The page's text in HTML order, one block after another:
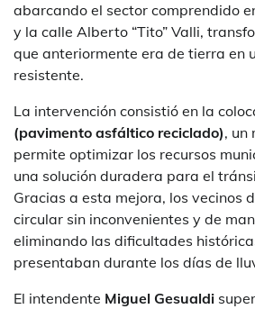
abarcando el sector comprendido
y la calle Alberto “Tito” Valli,
que anteriormente era de tierra en
resistente.
La intervención consistió en la
(pavimento asfáltico reciclado), un
permite optimizar los recursos
una solución duradera para el
Gracias a esta mejora, los vecinos
circular sin inconvenientes y de
eliminando las dificultades
presentaban durante los días de
El intendente Miguel Gesualdi